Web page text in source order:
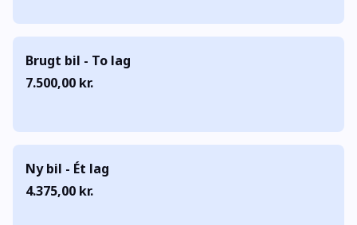
Brugt bil - To lag
7.500,00 kr.
Ny bil - Ét lag
4.375,00 kr.